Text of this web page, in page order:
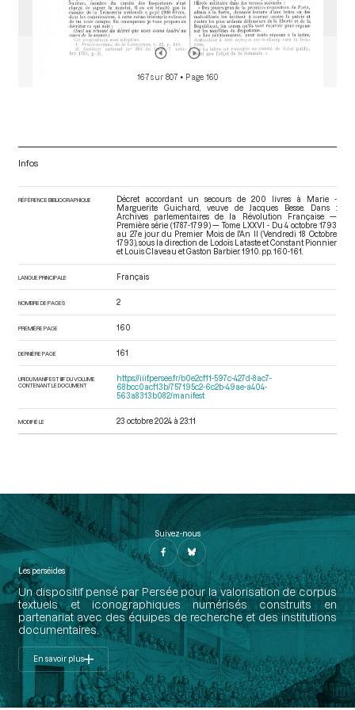
167 sur 807 • Page 160
Infos
RÉFÉRENCE BIBLIOGRAPHIQUE
Décret accordant un secours de 200 livres à Marie -
Marguerite Guichard, veuve de Jacques Besse. Dans :
Archives parlementaires de la Révolution Française —
Première série (1787-1799) — Tome LXXVI - Du 4 octobre 1793
au 27e jour du Premier Mois de l'An II (Vendredi 18 Octobre
1793) , sous la direction de Lodoïs Lataste et Constant Pionnier
et Louis Claveau et Gaston Barbier. 1910. pp. 160-161.
LANGUE PRINCIPALE Français
NOMBRE DE PAGES 2
PREMIÈRE PAGE 160
DERNIÈRE PAGE 161
URI DU MANIFEST IIIF DU VOLUME
CONTENANT LE DOCUMENT
https://iiif.persee.fr/b0e2cf11-597c-427d-8ac7-
68bcc0acf13b/757195c2-6c2b-49ae-a404-
563a8313b082/manifest
MODIFIÉ LE 23 octobre 2024 à 23:11
Suivez-nous
Les perséides
Un dispositif pensé par Persée pour la valorisation de corpus
textuels et iconographiques numérisés construits en
partenariat avec des équipes de recherche et des institutions
documentaires.
En savoir plus